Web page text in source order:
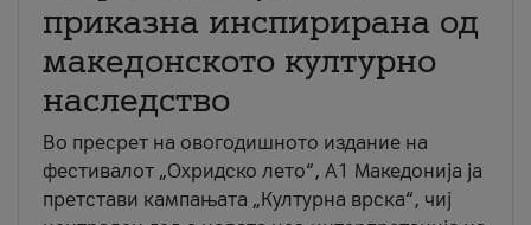
приказна инспирирана од
македонското културно
наследство
Во пресрет на овогодишното издание на
фестивалот „Охридско лето“, А1 Македонија ја
претстави кампањата „Културна врска“, чиј